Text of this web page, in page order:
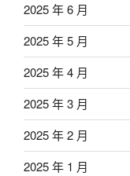
2025 年 6 月
2025 年 5 月
2025 年 4 月
2025 年 3 月
2025 年 2 月
2025 年 1 月